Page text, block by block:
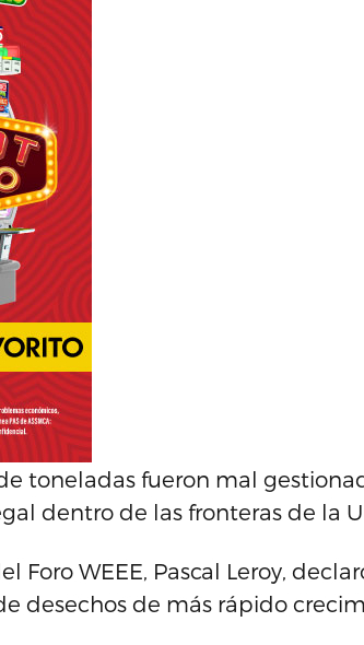
toneladas fueron mal
dentro de las fronteras de la
Foro WEEE, Pascal Leroy,
desechos de más rápido